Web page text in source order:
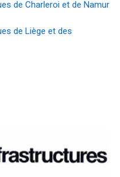
de Charleroi et de Namur
de Liège et des